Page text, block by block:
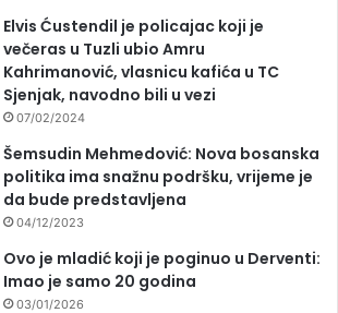
Elvis Ćustendil je policajac koji je
večeras u Tuzli ubio Amru
Kahrimanović, vlasnicu kafića u TC
Sjenjak, navodno bili u vezi
07/02/2024
Šemsudin Mehmedović: Nova bosanska
politika ima snažnu podršku, vrijeme je
da bude predstavljena
04/12/2023
Ovo je mladić koji je poginuo u Derventi:
Imao je samo 20 godina
03/01/2026